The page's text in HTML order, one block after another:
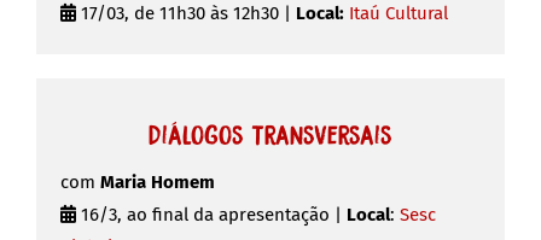
17/03, de 11h30 às 12h30 | Local: Itaú Cultural
Diálogos Transversais
com Maria Homem
16/3, ao final da apresentação | Local: Sesc